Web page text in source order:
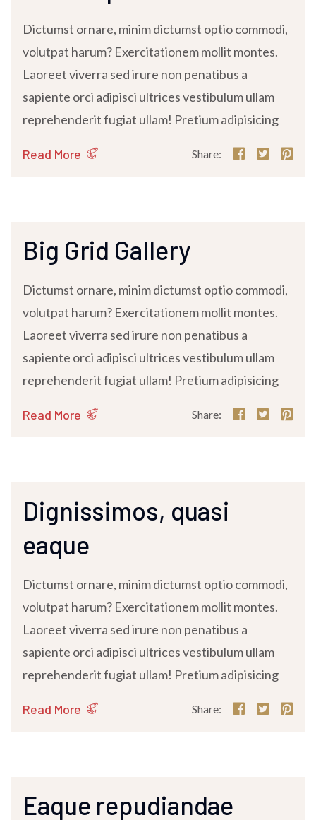
Dictumst ornare, minim dictumst optio commodi,
volutpat harum? Exercitationem mollit montes.
Laoreet viverra sed irure non penatibus a
sapiente orci adipisci ultrices vestibulum ullam
reprehenderit fugiat ullam! Pretium adipisicing
Read More Share:
Big Grid Gallery
Dictumst ornare, minim dictumst optio commodi,
volutpat harum? Exercitationem mollit montes.
Laoreet viverra sed irure non penatibus a
sapiente orci adipisci ultrices vestibulum ullam
reprehenderit fugiat ullam! Pretium adipisicing
Read More Share:
Dignissimos, quasi
eaque
Dictumst ornare, minim dictumst optio commodi,
volutpat harum? Exercitationem mollit montes.
Laoreet viverra sed irure non penatibus a
sapiente orci adipisci ultrices vestibulum ullam
reprehenderit fugiat ullam! Pretium adipisicing
Read More Share:
Eaque repudiandae